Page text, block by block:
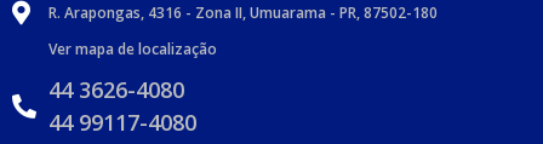
R. Arapongas, 4316 - Zona II, Umuarama - PR, 87502-180
Ver mapa de localização
44 3626-4080
44 99117-4080